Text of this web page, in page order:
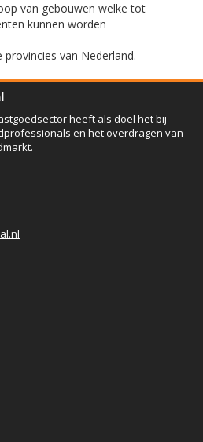
van gebouwen welke tot
kunnen worden
van Nederland.
heeft als doel het bij
en het overdragen van